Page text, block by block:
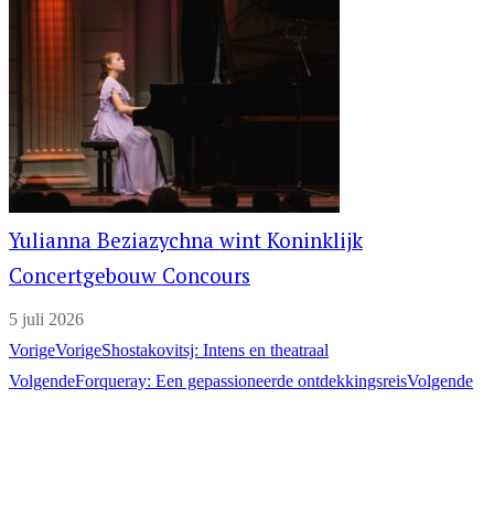
Yulianna Beziazychna wint Koninklijk
Concertgebouw Concours
5 juli 2026
VorigeVorigeShostakovitsj: Intens en theatraal
VolgendeForqueray: Een gepassioneerde ontdekkingsreisVolgende